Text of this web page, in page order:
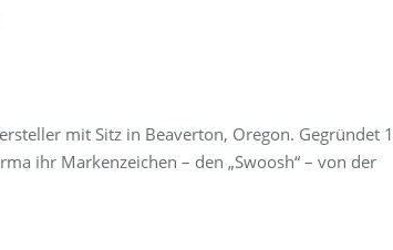
mit Sitz in Beaverton, Oregon. Gegründet
ihr Markenzeichen – den „Swoosh“ – von der